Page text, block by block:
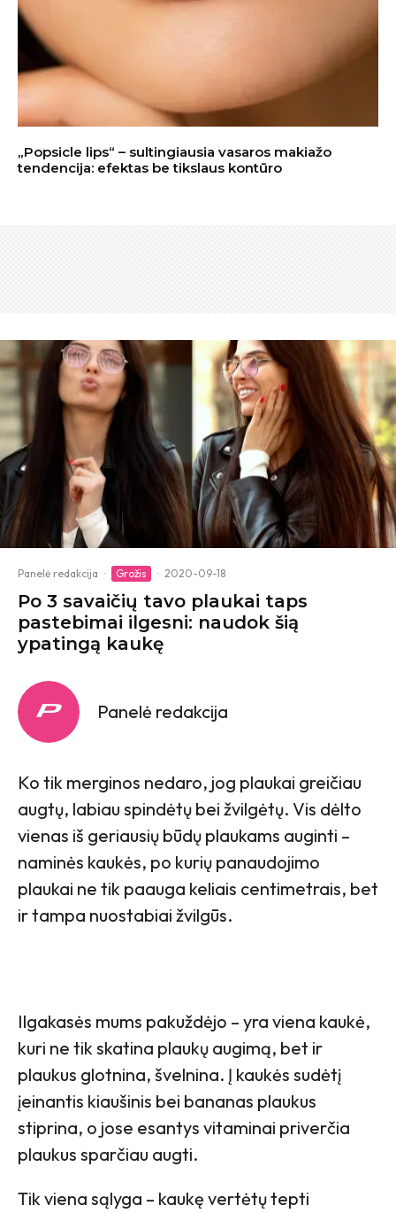
„Popsicle lips“ – sultingiausia vasaros makiažo
tendencija: efektas be tikslaus kontūro
Panelė redakcija · Grožis · 2020-09-18
Po 3 savaičių tavo plaukai taps
pastebimai ilgesni: naudok šią
ypatingą kaukę
Panelė redakcija
Ko tik merginos nedaro, jog plaukai greičiau
augtų, labiau spindėtų bei žvilgėtų. Vis dėlto
vienas iš geriausių būdų plaukams auginti –
naminės kaukės, po kurių panaudojimo
plaukai ne tik paauga keliais centimetrais, bet
ir tampa nuostabiai žvilgūs.
Ilgakasės mums pakuždėjo – yra viena kaukė,
kuri ne tik skatina plaukų augimą, bet ir
plaukus glotnina, švelnina. Į kaukės sudėtį
įeinantis kiaušinis bei bananas plaukus
stiprina, o jose esantys vitaminai priverčia
plaukus sparčiau augti.
Tik viena sąlyga – kaukę vertėtų tepti